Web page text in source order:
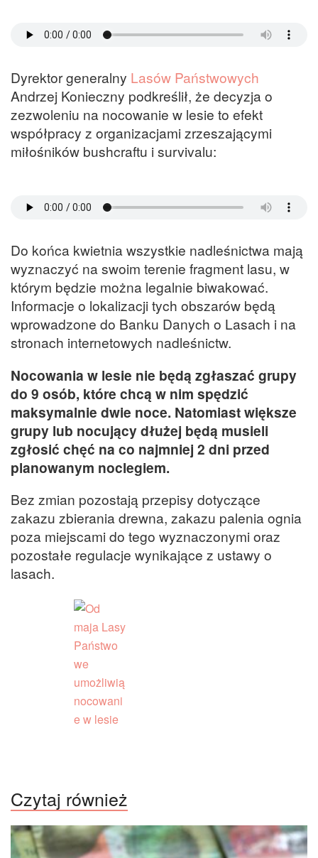
Dyrektor generalny Lasów Państwowych
Andrzej Konieczny podkreślił, że decyzja o
zezwoleniu na nocowanie w lesie to efekt
współpracy z organizacjami zrzeszającymi
miłośników bushcraftu i survivalu:
Do końca kwietnia wszystkie nadleśnictwa mają
wyznaczyć na swoim terenie fragment lasu, w
którym będzie można legalnie biwakować.
Informacje o lokalizacji tych obszarów będą
wprowadzone do Banku Danych o Lasach i na
stronach internetowych nadleśnictw.
Nocowania w lesie nie będą zgłaszać grupy
do 9 osób, które chcą w nim spędzić
maksymalnie dwie noce. Natomiast większe
grupy lub nocujący dłużej będą musieli
zgłosić chęć na co najmniej 2 dni przed
planowanym noclegiem.
Bez zmian pozostają przepisy dotyczące
zakazu zbierania drewna, zakazu palenia ognia
poza miejscami do tego wyznaczonymi oraz
pozostałe regulacje wynikające z ustawy o
lasach.
Czytaj również